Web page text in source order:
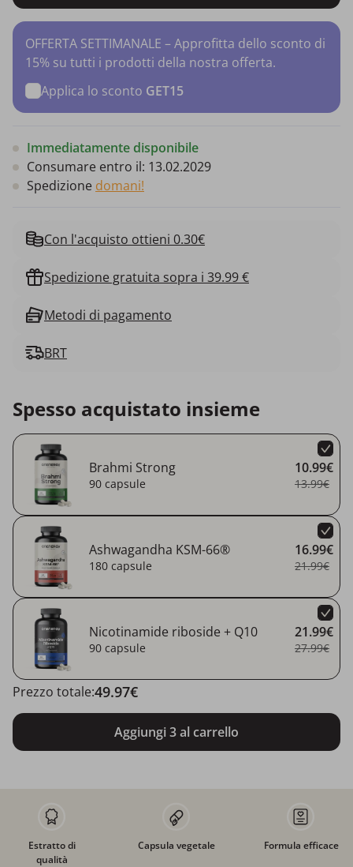
OFFERTA SETTIMANALE – Approfitta dello sconto di
15% su tutti i prodotti della nostra offerta.
Applica lo sconto GET15
Immediatamente disponibile
Consumare entro il: 13.02.2029
Spedizione domani!
Con l'acquisto ottieni 0.30€
Spedizione gratuita sopra i 39.99 €
Metodi di pagamento
BRT
Spesso acquistato insieme
Brahmi Strong
90 capsule
10.99€
13.99€
Ashwagandha KSM-66®
180 capsule
16.99€
21.99€
Nicotinamide riboside + Q10
90 capsule
21.99€
27.99€
Aggiungi 3 al carrello
Prezzo totale:49.97€
Estratto di
qualità
Capsula vegetale Formula efficace